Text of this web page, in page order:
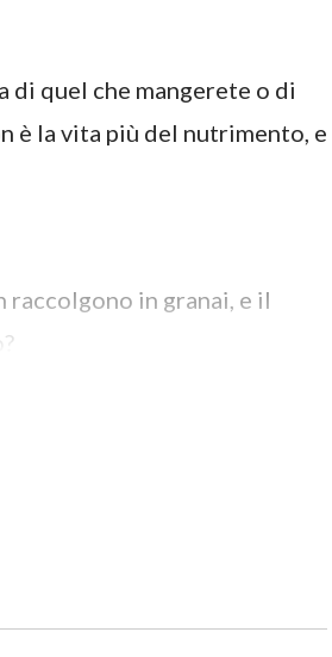
quel che mangerete o di
è la vita più del nutrimento, e
in granai, e il
di darvi il regno.
dire a questo moro: